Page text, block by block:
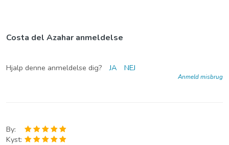
Costa del Azahar anmeldelse
Hjalp denne anmeldelse dig? JA NEJ
Anmeld misbrug
By:
Kyst: